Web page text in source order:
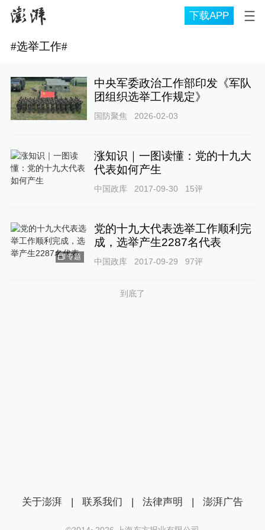
下载APP
#选举工作#
中央军委政治工作部印发《军队
团组织选举工作规定》
国防聚焦 2026-02-03
涨知识｜一图读懂：党的十九大
代表如何产生
中国政库 2017-09-30 15评
专题
党的十九大代表选举工作顺利完
成，选举产生2287名代表
中国政库 2017-09-29 97评
到底了
关于澎湃 | 联系我们 | 法律声明 | 澎湃广告